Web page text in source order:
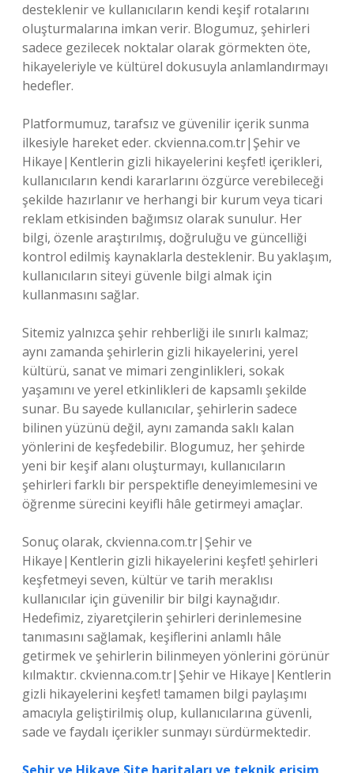
desteklenir ve kullanıcıların kendi keşif rotalarını
oluşturmalarına imkan verir. Blogumuz, şehirleri
sadece gezilecek noktalar olarak görmekten öte,
hikayeleriyle ve kültürel dokusuyla anlamlandırmayı
hedefler.
Platformumuz, tarafsız ve güvenilir içerik sunma
ilkesiyle hareket eder. ckvienna.com.tr|Şehir ve
Hikaye|Kentlerin gizli hikayelerini keşfet! içerikleri,
kullanıcıların kendi kararlarını özgürce verebileceği
şekilde hazırlanır ve herhangi bir kurum veya ticari
reklam etkisinden bağımsız olarak sunulur. Her
bilgi, özenle araştırılmış, doğruluğu ve güncelliği
kontrol edilmiş kaynaklarla desteklenir. Bu yaklaşım,
kullanıcıların siteyi güvenle bilgi almak için
kullanmasını sağlar.
Sitemiz yalnızca şehir rehberliği ile sınırlı kalmaz;
aynı zamanda şehirlerin gizli hikayelerini, yerel
kültürü, sanat ve mimari zenginlikleri, sokak
yaşamını ve yerel etkinlikleri de kapsamlı şekilde
sunar. Bu sayede kullanıcılar, şehirlerin sadece
bilinen yüzünü değil, aynı zamanda saklı kalan
yönlerini de keşfedebilir. Blogumuz, her şehirde
yeni bir keşif alanı oluşturmayı, kullanıcıların
şehirleri farklı bir perspektifle deneyimlemesini ve
öğrenme sürecini keyifli hâle getirmeyi amaçlar.
Sonuç olarak, ckvienna.com.tr|Şehir ve
Hikaye|Kentlerin gizli hikayelerini keşfet! şehirleri
keşfetmeyi seven, kültür ve tarih meraklısı
kullanıcılar için güvenilir bir bilgi kaynağıdır.
Hedefimiz, ziyaretçilerin şehirleri derinlemesine
tanımasını sağlamak, keşiflerini anlamlı hâle
getirmek ve şehirlerin bilinmeyen yönlerini görünür
kılmaktır. ckvienna.com.tr|Şehir ve Hikaye|Kentlerin
gizli hikayelerini keşfet! tamamen bilgi paylaşımı
amacıyla geliştirilmiş olup, kullanıcılarına güvenli,
sade ve faydalı içerikler sunmayı sürdürmektedir.